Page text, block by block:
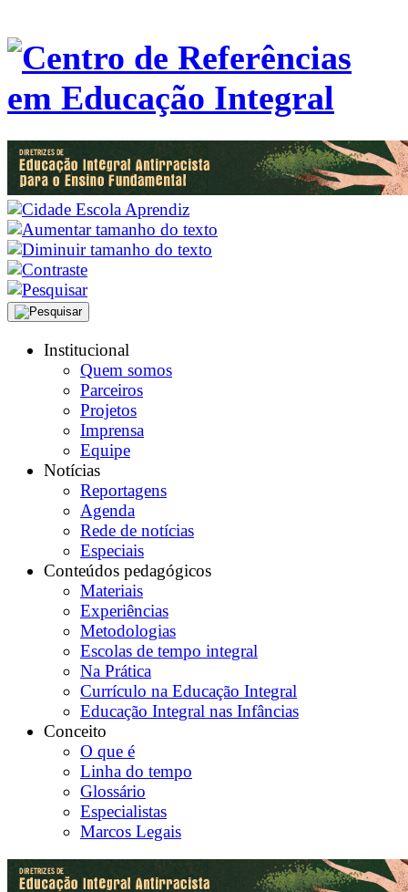
Institucional
Quem somos
Parceiros
Projetos
Imprensa
Equipe
Notícias
Reportagens
Agenda
Rede de notícias
Especiais
Conteúdos pedagógicos
Materiais
Experiências
Metodologias
Escolas de tempo integral
Na Prática
Currículo na Educação Integral
Educação Integral nas Infâncias
Conceito
O que é
Linha do tempo
Glossário
Especialistas
Marcos Legais